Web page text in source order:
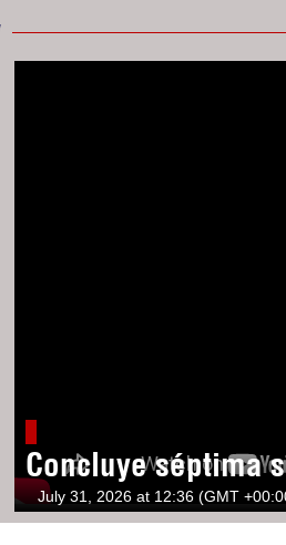
Concluye séptima
July 31, 2026 at 12:36 (GMT